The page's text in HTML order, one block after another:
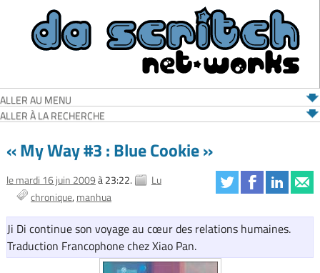
ALLER AU MENU
ALLER À LA RECHERCHE
« My Way #3 : Blue Cookie »
le mardi 16 juin 2009à 23:22.
Lu
chronique manhua
Ji Di continue son voyage au cœur des relations humaines.
Traduction Francophone chez Xiao Pan.